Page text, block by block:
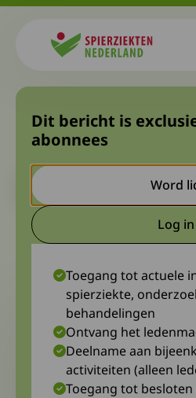
Conferentie
2022
Let op. Dit is een ouder bericht. Het
meer actueel is.
18 mei 2022
Diagnosewerkgroep CIAP/MGUS-
Dit bericht is
abonnees
Word
Log in
Toegang tot actuele
spierziekte,
behandelingen
Ontvang het
Deelname aan
activiteiten (alleen
Toegang tot